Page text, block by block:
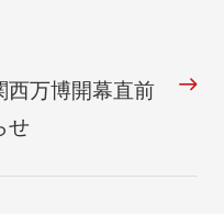
西万博開幕直前
せ